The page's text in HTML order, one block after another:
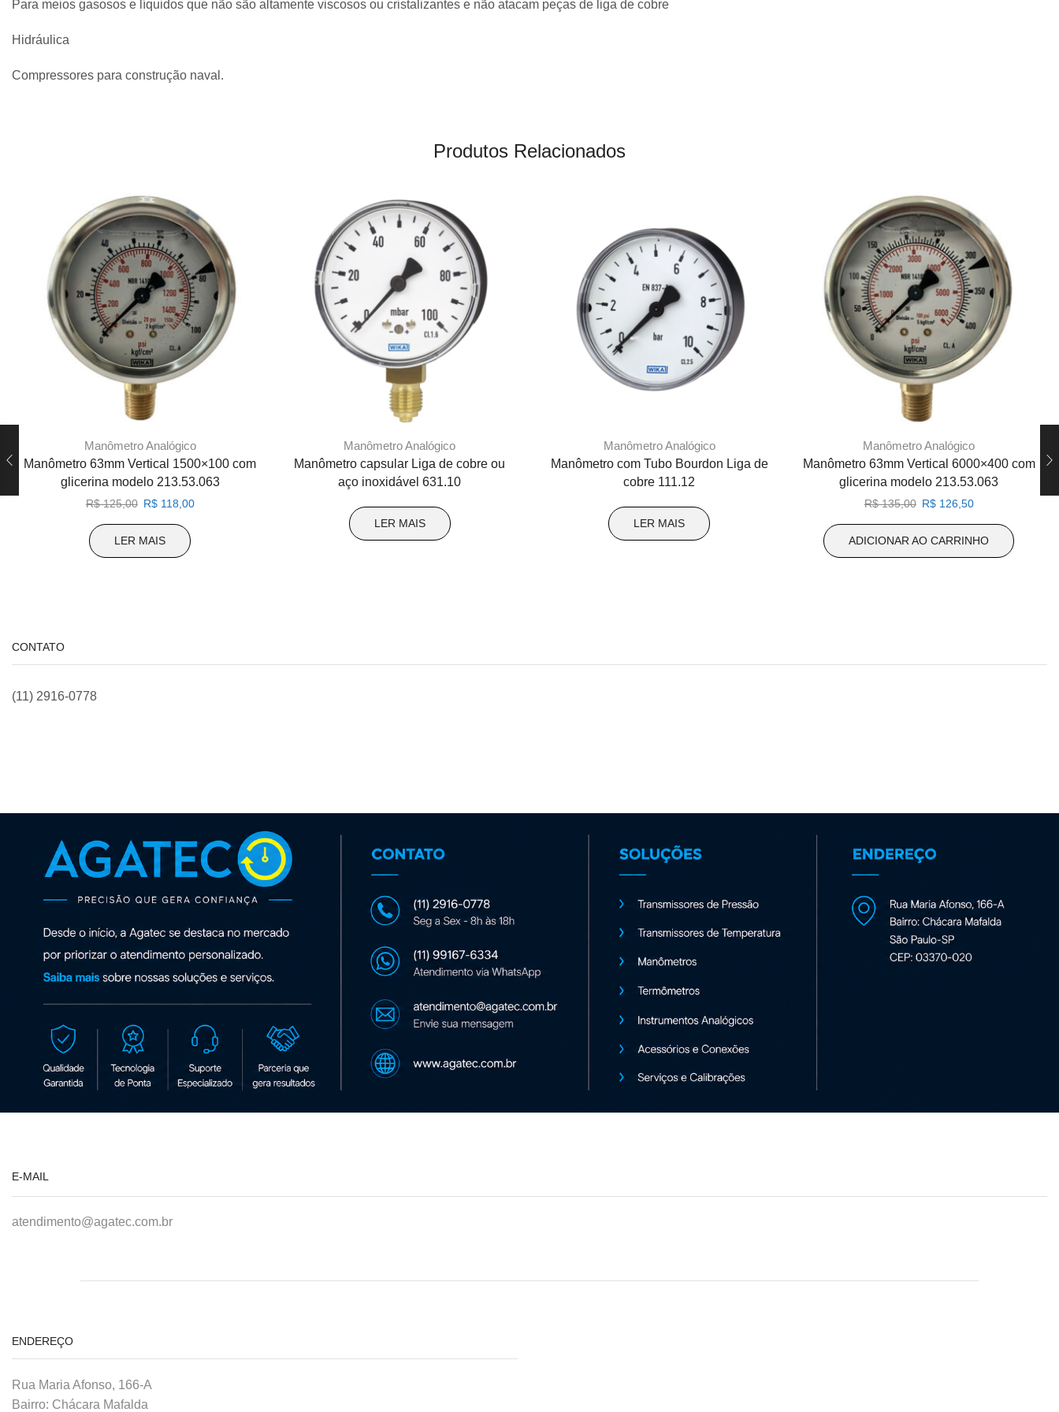
Para meios gasosos e líquidos que não são altamente viscosos ou cristalizantes e não atacam peças de liga de cobre
Hidráulica
Compressores para construção naval.
Produtos Relacionados
Manômetro Analógico
Manômetro 63mm Vertical 1500×100 com
glicerina modelo 213.53.063
R$125,00 O
original
R$118,00O
LER MAIS
Manômetro Analógico
Manômetro capsular Liga de cobre ou
aço inoxidável 631.10
LER MAIS
Manômetro Analógico
Manômetro com Tubo Bourdon Liga de
cobre 111.12
LER MAIS
Manômetro Analógico
Manômetro 63mm Vertical 6000×400 com
glicerina modelo 213.53.063
R$135,00 O
original
R$126,50O
atual
ADICIONAR AO CARRINHO
CONTATO
(11) 2916-0778
E-MAIL
atendimento@agatec.com.br
ENDEREÇO
Rua Maria Afonso, 166-A
Bairro: Chácara Mafalda